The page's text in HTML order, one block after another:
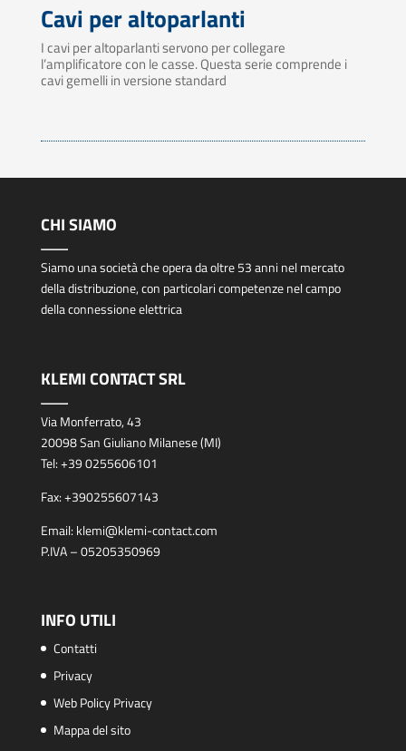
Cavi per altoparlanti
I cavi per altoparlanti servono per collegare
l’amplificatore con le casse. Questa serie comprende i
cavi gemelli in versione standard
CHI SIAMO
Siamo una società che opera da oltre 53 anni nel mercato
della distribuzione, con particolari competenze nel campo
della connessione elettrica
KLEMI CONTACT SRL
Via Monferrato, 43
20098 San Giuliano Milanese (MI)
Tel:+39 0255606101
Fax:+390255607143
Email: klemi@klemi-contact.com
P.IVA – 05205350969
INFO UTILI
Contatti
Privacy
Web Policy Privacy
Mappa del sito